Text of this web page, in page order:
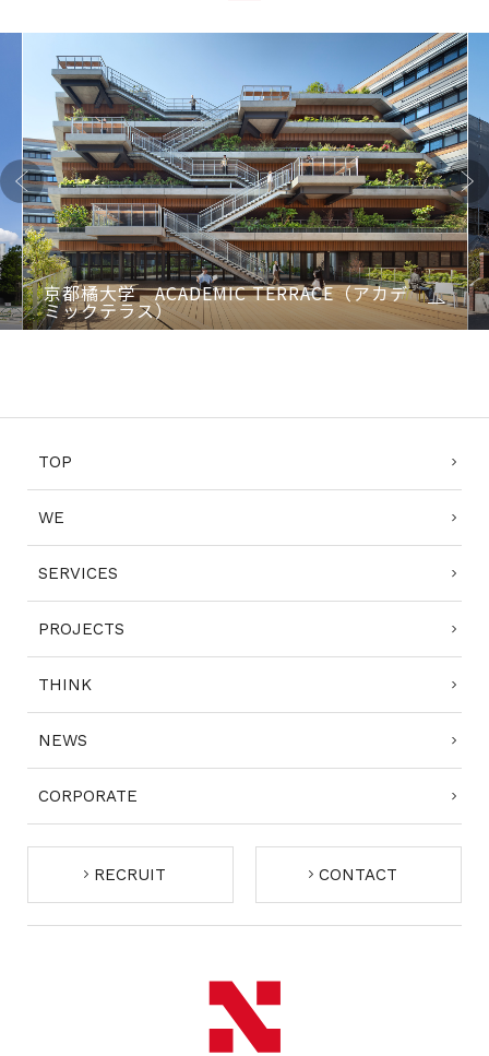
Previo
us
京都橘大学 ACADEMIC TERRACE（アカデ
ミックテラス）
Next
TOP
WE
SERVICES
PROJECTS
THINK
NEWS
CORPORATE
RECRUIT CONTACT